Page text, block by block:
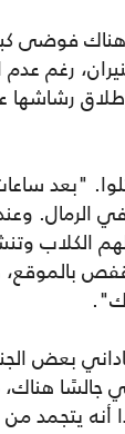
هناك فوضى
رغم
رشاشها
"بعد
الرمال.
الكلاب
بالموقع،
بعض
هناك،
يتجمد من